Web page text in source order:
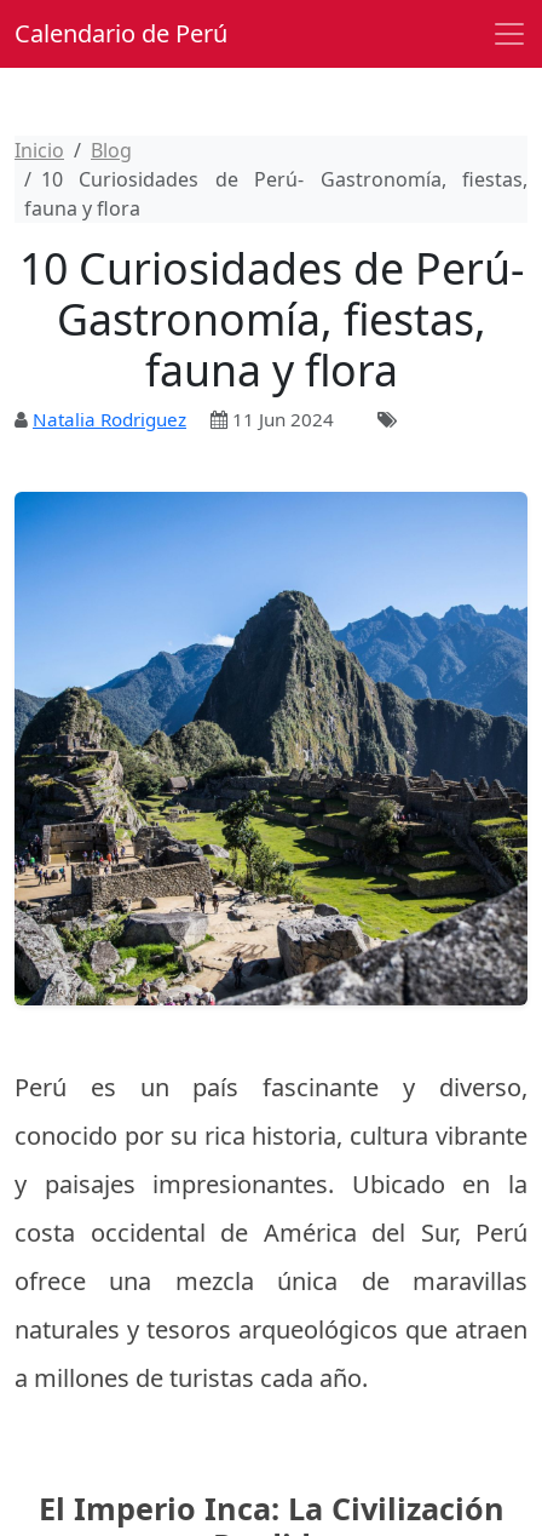
Calendario de Perú
Inicio
Blog
10 Curiosidades de Perú- Gastronomía, fiestas,
fauna y flora
10 Curiosidades de Perú-
Gastronomía, fiestas,
fauna y flora
Natalia Rodriguez 11 Jun 2024
Perú es un país fascinante y diverso,
conocido por su rica historia, cultura vibrante
y paisajes impresionantes. Ubicado en la
costa occidental de América del Sur, Perú
ofrece una mezcla única de maravillas
naturales y tesoros arqueológicos que atraen
a millones de turistas cada año.
El Imperio Inca: La Civilización